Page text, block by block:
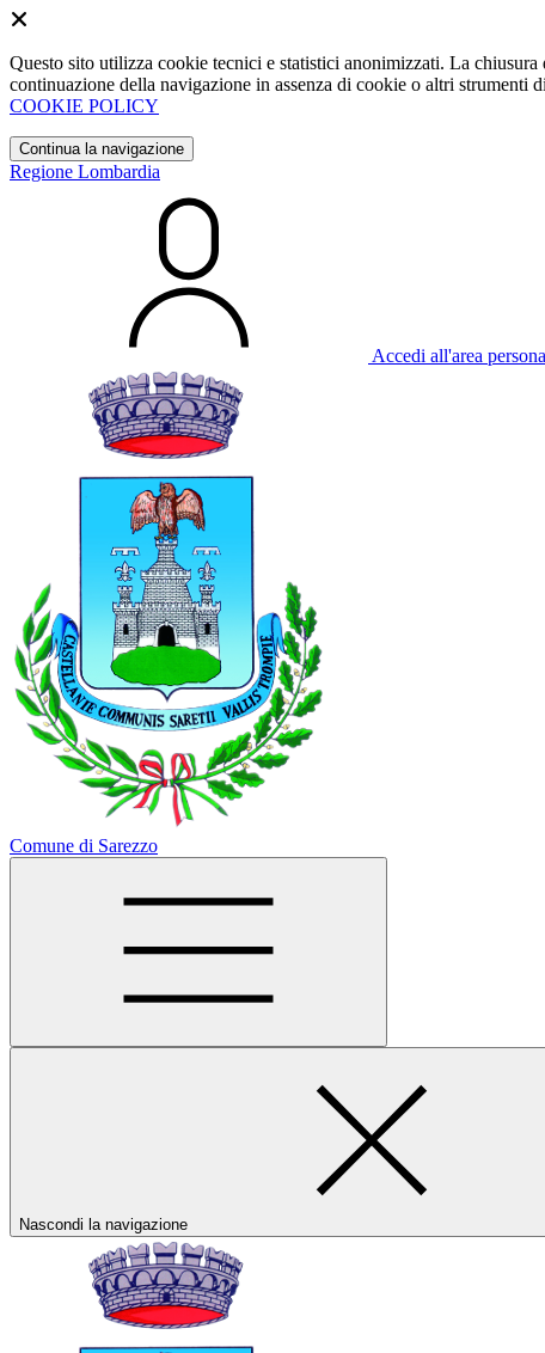
Questo sito utilizza cookie tecnici e statistici anonimizzati. La
continuazione della navigazione in assenza di cookie o altri strumenti
COOKIE POLICY
Continua la navigazione
Regione Lombardia
Accedi all'area
Comune di Sarezzo
Nascondi la navigazione